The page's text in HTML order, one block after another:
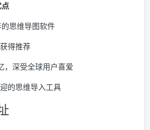
思维导图软件
得推荐
深受全球用户喜爱
的思维导入工具